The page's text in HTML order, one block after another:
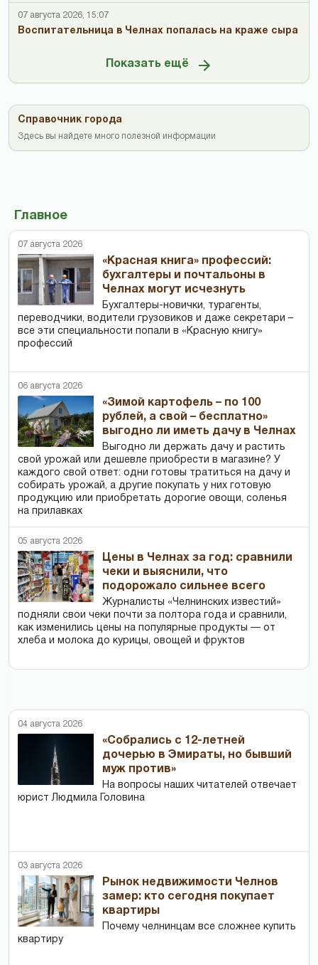
07 августа 2026, 15:07
Воспитательница в Челнах попалась на краже сыра
Показать ещё
Справочник города
Здесь вы найдете много полезной информации
Главное
07 августа 2026
«Красная книга» профессий:
бухгалтеры и почтальоны в
Челнах могут исчезнуть
Бухгалтеры-новички, тур­агенты,
переводчики, водители грузовиков и даже секретари –
все эти специальности попали в «Красную книгу»
профессий
06 августа 2026
«Зимой картофель – по 100
рублей, а свой – бесплатно»
выгодно ли иметь дачу в Челнах
Выгодно ли держать дачу и растить
свой урожай или дешевле приобрести в магазине? У
каждого свой ответ: одни готовы тратиться на дачу и
собирать урожай, а другие покупать у них готовую
продукцию или приобретать дорогие овощи, соленья
на прилавках
05 августа 2026
Цены в Челнах за год: сравнили
чеки и выяснили, что
подорожало сильнее всего
Журналисты «Челнинских известий»
подняли свои чеки почти за полтора года и сравнили,
как изменились цены на популярные продукты — от
хлеба и молока до курицы, овощей и фруктов
04 августа 2026
«Собрались с 12-летней
дочерью в Эмираты, но бывший
муж против»
На вопросы наших читателей отвечает
юрист Людмила Головина
03 августа 2026
Рынок недвижимости Челнов
замер: кто сегодня покупает
квартиры
Почему челнинцам все сложнее купить
квартиру